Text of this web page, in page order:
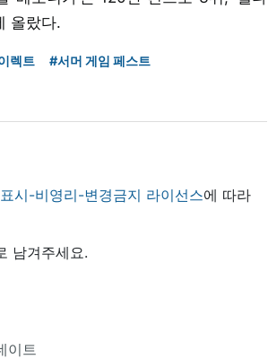
올랐다.
렉트
#서머 게임 페스트
시-비영리-변경금지 라이선스에 따라
남겨주세요.
이트